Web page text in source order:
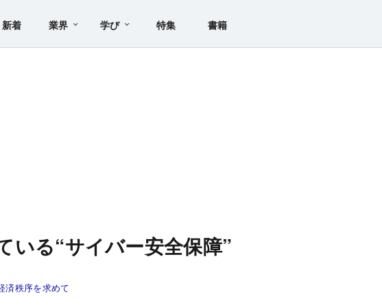
新着 業界 学び 特集 書籍
いる“サイバー安全保障”
秩序を求めて